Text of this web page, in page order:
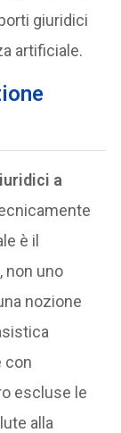
giuridici
artificiale.
a
è il
non uno
nozione
con
escluse le
alla